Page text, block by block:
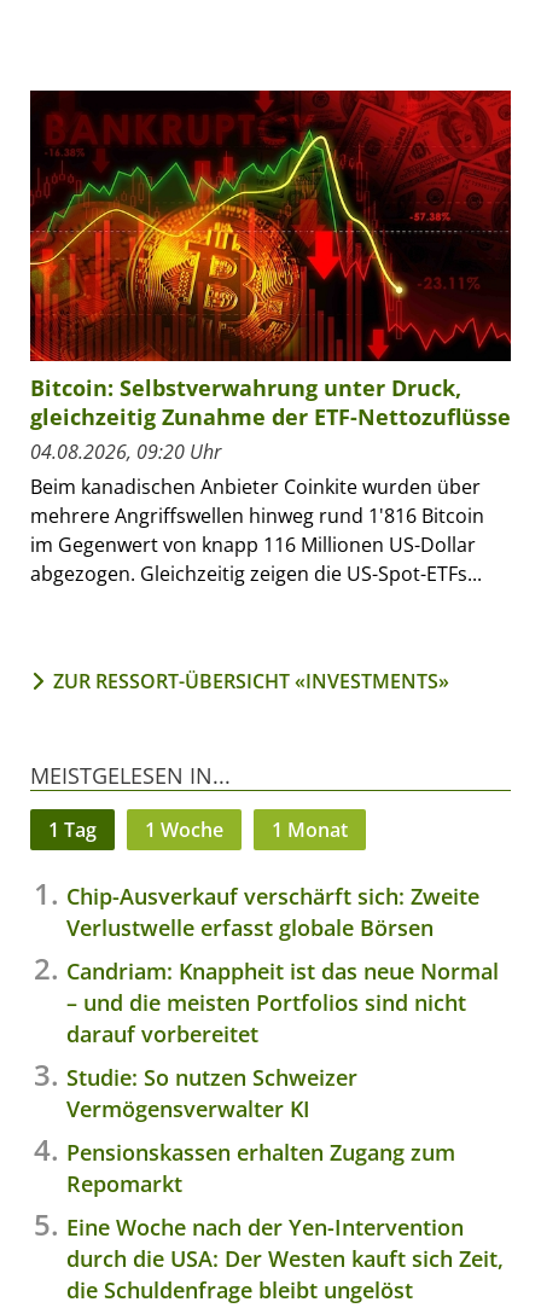
Bitcoin: Selbstverwahrung unter Druck,
gleichzeitig Zunahme der ETF-Nettozuflüsse
04.08.2026, 09:20 Uhr
Beim kanadischen Anbieter Coinkite wurden über
mehrere Angriffswellen hinweg rund 1'816 Bitcoin
im Gegenwert von knapp 116 Millionen US-Dollar
abgezogen. Gleichzeitig zeigen die US-Spot-ETFs...
ZUR RESSORT-ÜBERSICHT «INVESTMENTS»
MEISTGELESEN IN...
1 Tag 1 Woche 1 Monat
Chip-Ausverkauf verschärft sich: Zweite
Verlustwelle erfasst globale Börsen
Candriam: Knappheit ist das neue Normal
– und die meisten Portfolios sind nicht
darauf vorbereitet
Studie: So nutzen Schweizer
Vermögensverwalter KI
Pensionskassen erhalten Zugang zum
Repomarkt
Eine Woche nach der Yen-Intervention
durch die USA: Der Westen kauft sich Zeit,
die Schuldenfrage bleibt ungelöst